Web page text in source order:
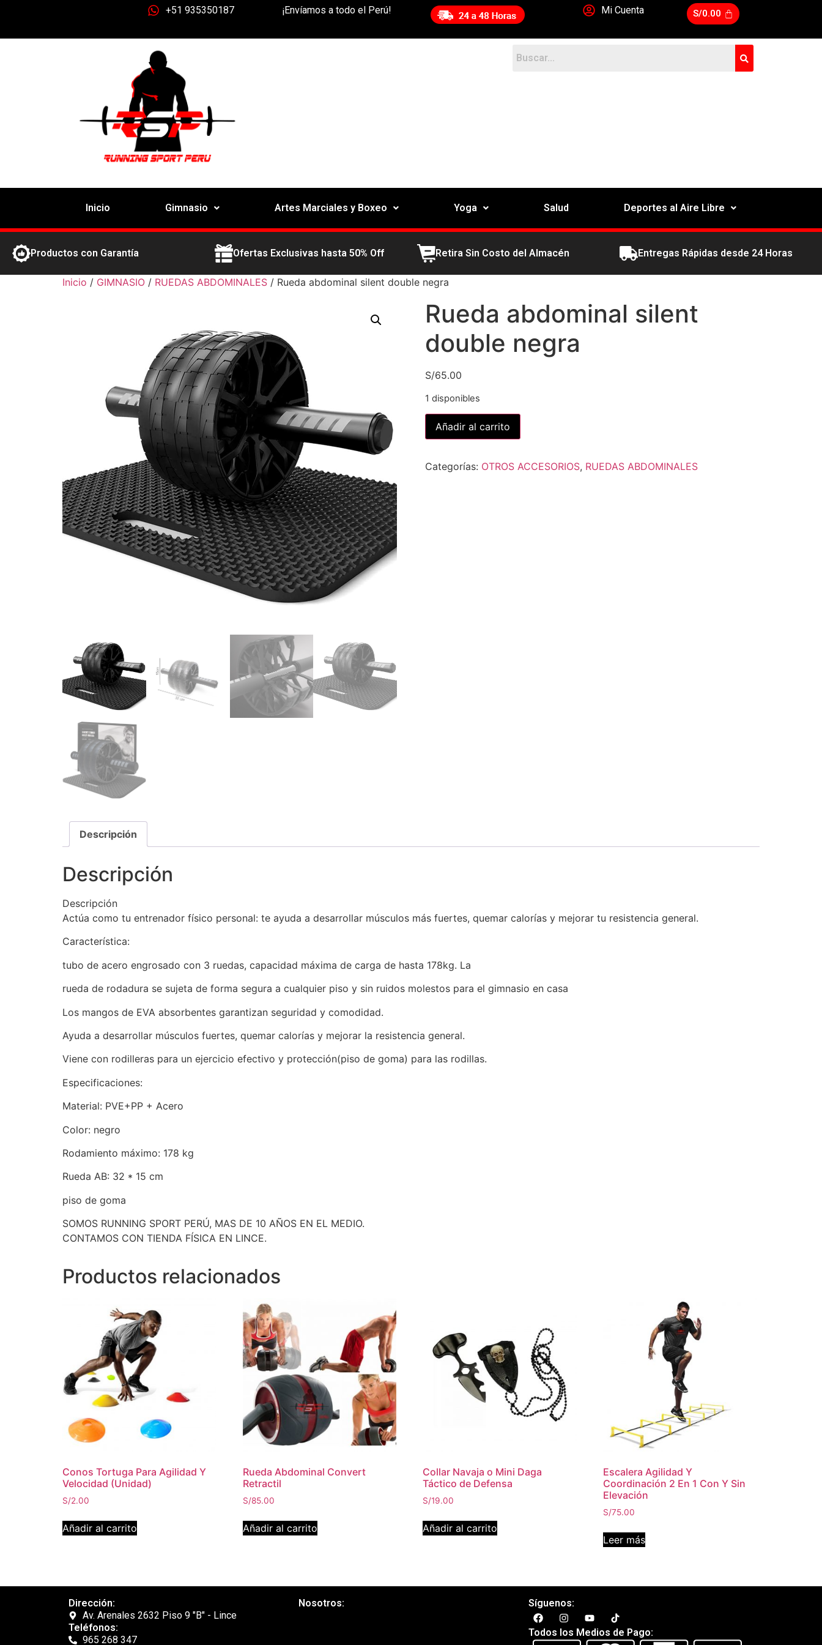
+51 935350187 ¡Envíamos a todo el Perú! Mi Cuenta S/0.00
Inicio Gimnasio Artes Marciales y Boxeo Yoga Salud Deportes al Aire Libre
Productos con Garantía Ofertas Exclusivas hasta 50% Off Retira Sin Costo del Almacén Entregas Rápidas desde 24 Horas
Inicio / GIMNASIO / RUEDAS ABDOMINALES / Rueda abdominal silent double negra
Rueda abdominal silent
double negra
S/65.00
1 disponibles
Añadir al carrito
Categorías: OTROS ACCESORIOS, RUEDAS ABDOMINALES
Descripción
Descripción
Descripción
Actúa como tu entrenador físico personal: te ayuda a desarrollar músculos más fuertes, quemar calorías y mejorar tu resistencia general.
Característica:
tubo de acero engrosado con 3 ruedas, capacidad máxima de carga de hasta 178kg. La
rueda de rodadura se sujeta de forma segura a cualquier piso y sin ruidos molestos para el gimnasio en casa
Los mangos de EVA absorbentes garantizan seguridad y comodidad.
Ayuda a desarrollar músculos fuertes, quemar calorías y mejorar la resistencia general.
Viene con rodilleras para un ejercicio efectivo y protección(piso de goma) para las rodillas.
Especificaciones:
Material: PVE+PP + Acero
Color: negro
Rodamiento máximo: 178 kg
Rueda AB: 32 * 15 cm
piso de goma
SOMOS RUNNING SPORT PERÚ, MAS DE 10 AÑOS EN EL MEDIO.
CONTAMOS CON TIENDA FÍSICA EN LINCE.
Productos relacionados
Conos Tortuga Para Agilidad Y
Velocidad (Unidad)
S/2.00
Añadir al carrito
Rueda Abdominal Convert
Retractil
S/85.00
Añadir al carrito
Collar Navaja o Mini Daga
Táctico de Defensa
S/19.00
Añadir al carrito
Escalera Agilidad Y
Coordinación 2 En 1 Con Y Sin
Elevación
S/75.00
Leer más
Dirección:
Av. Arenales 2632 Piso 9 "B" - Lince
Teléfonos:
965 268 347
Nosotros: Síguenos:
Todos los Medios de Pago: